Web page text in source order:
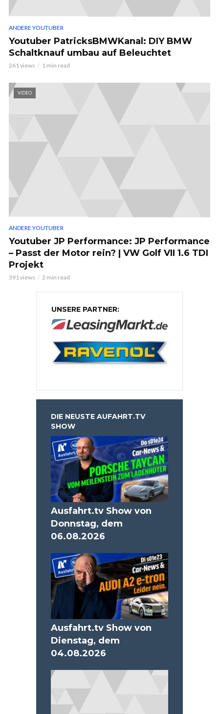
ANDERE YOUTUBER
Youtuber PatricksBMWKanal: DIY BMW
Schaltknauf umbau auf Beleuchtet
261 views 1 min read
VIDEO
ANDERE YOUTUBER
Youtuber JP Performance: JP Performance
– Passt der Motor rein? | VW Golf VII 1.6 TDI
Projekt
391 views 2 min read
UNSERE PARTNER:
DIE NEUSTE AUFAHRT.TV
SHOW
Ausfahrt.tv Show von
Donnstag, dem
06.08.2026
Ausfahrt.tv Show von
Dienstag, dem
04.08.2026